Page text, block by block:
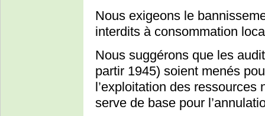
Nous exigeons le
interdits à consommation
Nous suggérons que les
partir 1945) soient menés
l’exploitation des
serve de base pour